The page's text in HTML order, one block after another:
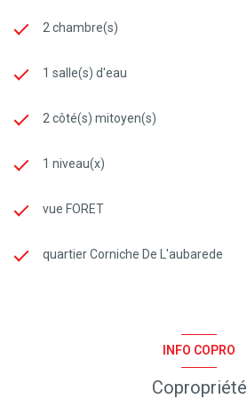
2 chambre(s)
1 salle(s) d'eau
2 côté(s) mitoyen(s)
1 niveau(x)
vue FORET
quartier Corniche De L'aubarede
INFO COPRO
Copropriété